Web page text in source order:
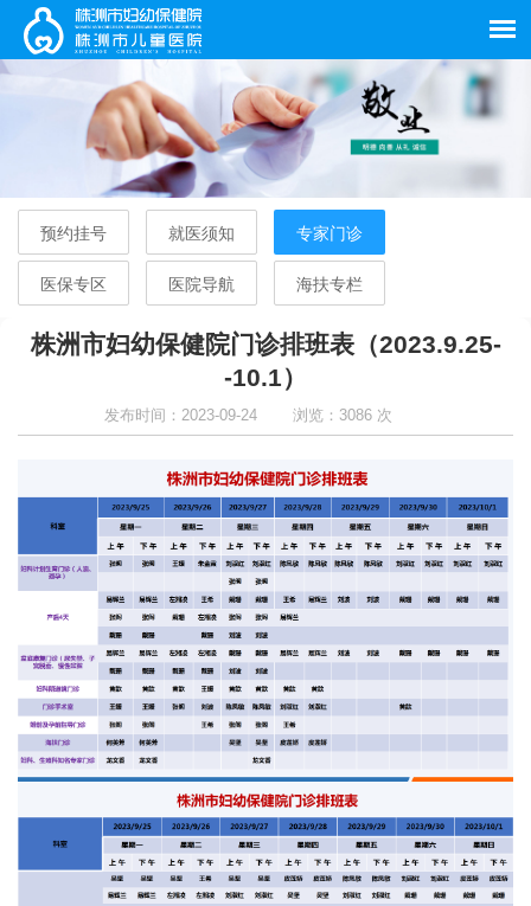
预约挂号 就医须知 专家门诊
医保专区 医院导航 海扶专栏
株洲市妇幼保健院门诊排班表（2023.9.25-
-10.1）
发布时间：2023-09-24 浏览：3086 次